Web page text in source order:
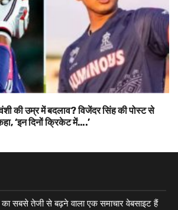
की उम्र में बदलाव? विजेंदर सिंह की पोस्ट से
‘इन दिनों क्रिकेट में….’
का सबसे तेजी से बढ़ने वाला एक समाचार वेबसाइट हैं